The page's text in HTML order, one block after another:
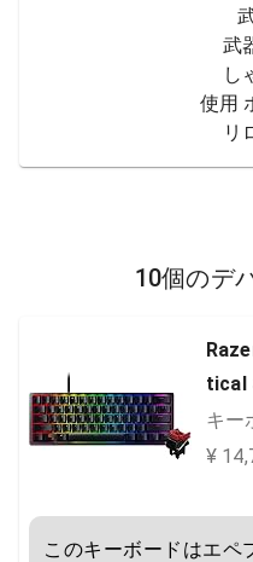
武
し
使用
リ
10個のデ
tical
キー
¥
このキーボードはエペ